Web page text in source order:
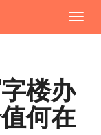
切
换
楼办
何在